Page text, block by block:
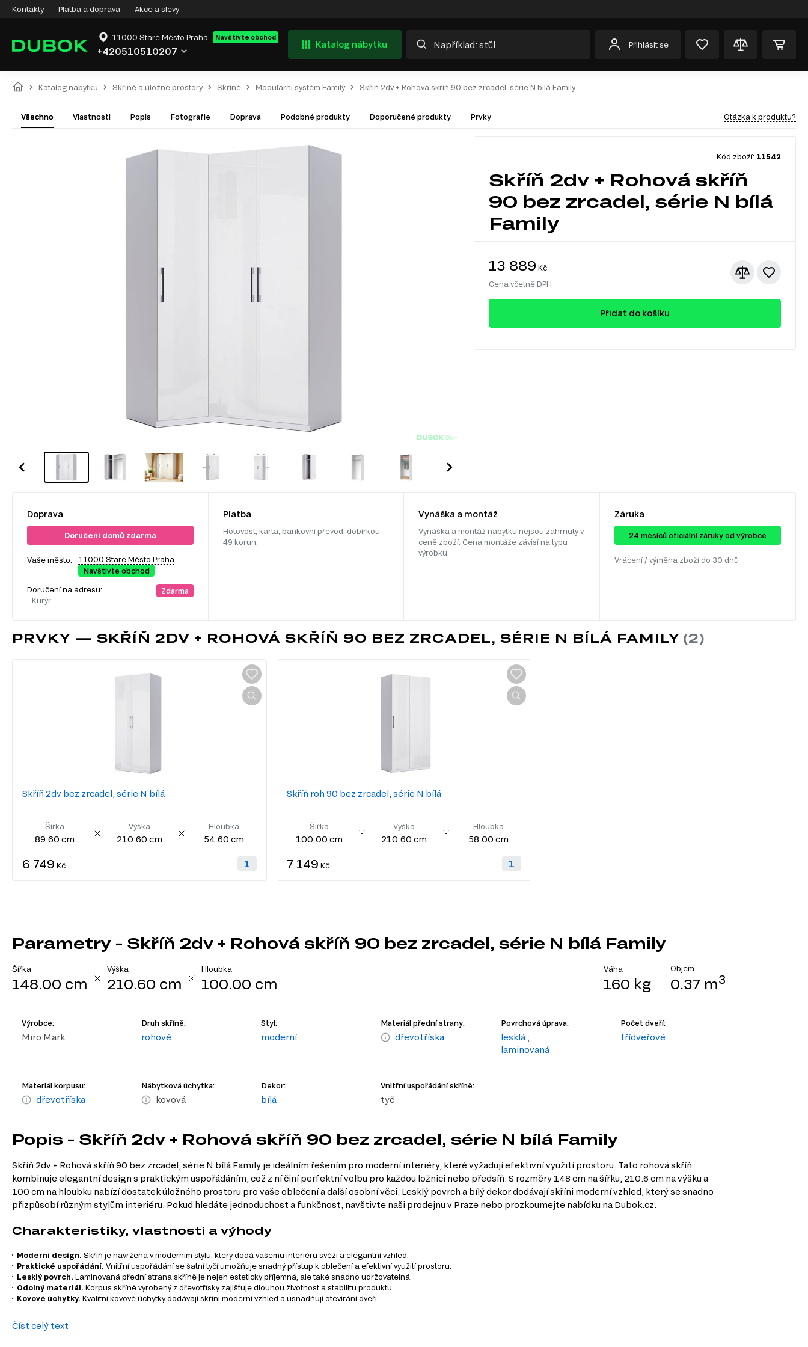
Kontakty Platba a doprava Akce a slevy
11000 Staré Město Praha Navštivte obchod
+420510510207
Katalog nábytku Přihlásit se
Katalog nábytku Skříně a úložné prostory Skříně Modulární systém Family Skříň 2dv + Rohová skříň 90 bez zrcadel, série N bílá Family
Všechno Vlastnosti Popis Fotografie Doprava Podobné produkty Doporučené produkty Prvky Otázka k produktu?
Kód zboží: 11542
Skříň 2dv + Rohová skříň
90 bez zrcadel, série N bílá
Family
13 889 Kč
Cena včetně DPH
Přidat do košíku
Doprava
Doručení domů zdarma
Vaše město:
11000 Staré Město Praha
Navštivte obchod
Doručení na adresu:
- Kurýr
Zdarma
Platba
Hotovost, karta, bankovní převod, dobírkou –
49 korun.
Vynáška a montáž
Vynáška a montáž nábytku nejsou zahrnuty v
ceně zboží. Cena montáže závisí na typu
výrobku.
Záruka
24 ​​​​měsíců oficiální záruky od výrobce
Vrácení / výměna zboží do 30 dnů
PRVKY — SKŘÍŇ 2DV + ROHOVÁ SKŘÍŇ 90 BEZ ZRCADEL, SÉRIE N BÍLÁ FAMILY
Skříň 2dv bez zrcadel, série N bílá
Šířka
89.60 cm
Výška
210.60 cm
Hloubka
54.60 cm
6 749 Kč
Skříň roh 90 bez zrcadel, série N bílá
Šířka
100.00 cm
Výška
210.60 cm
Hloubka
58.00 cm
7 149 Kč
Parametry - Skříň 2dv + Rohová skříň 90 bez zrcadel, série N bílá Family
Šířka
148.00 cm
Výška
210.60 cm
Hloubka
100.00 cm
Váha
160 kg
Objem
0.37 m3
Výrobce:
Miro Mark
Druh skříně:
rohové
Styl:
moderní
Materiál přední strany:
dřevotříska
Povrchová úprava:
lesklá;
laminovaná
Počet dveří:
třídveřové
Materiál korpusu:
dřevotříska
Nábytková úchytka:
kovová
Dekor:
bílá
Vnitřní uspořádání skříně:
tyč
Popis - Skříň 2dv + Rohová skříň 90 bez zrcadel, série N bílá Family
Skříň 2dv + Rohová skříň 90 bez zrcadel, série N bílá Family je ideálním řešením pro moderní interiéry, které vyžadují efektivní využití prostoru. Tato rohová skříň
kombinuje elegantní design s praktickým uspořádáním, což z ní činí perfektní volbu pro každou ložnici nebo předsíň. S rozměry 148 cm na šířku, 210.6 cm na výšku a
100 cm na hloubku nabízí dostatek úložného prostoru pro vaše oblečení a další osobní věci. Lesklý povrch a bílý dekor dodávají skříni moderní vzhled, který se snadno
přizpůsobí různým stylům interiéru. Pokud hledáte jednoduchost a funkčnost, navštivte naši prodejnu v Praze nebo prozkoumejte nabídku na Dubok.cz.
Charakteristiky, vlastnosti a výhody
Moderní design. Skříň je navržena v moderním stylu, který dodá vašemu interiéru svěží a elegantní vzhled.
Praktické uspořádání. Vnitřní uspořádání se šatní tyčí umožňuje snadný přístup k oblečení a efektivní využití prostoru.
Lesklý povrch. Laminovaná přední strana skříně je nejen esteticky příjemná, ale také snadno udržovatelná.
Odolný materiál. Korpus skříně vyrobený z dřevotřísky zajišťuje dlouhou životnost a stabilitu produktu.
Kovové úchytky. Kvalitní kovové úchytky dodávají skříni moderní vzhled a usnadňují otevírání dveří.
Informace o sestavě
Číst celý text